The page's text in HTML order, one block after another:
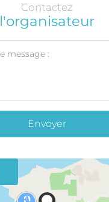
Contactez
l'organisateur
Envoyer